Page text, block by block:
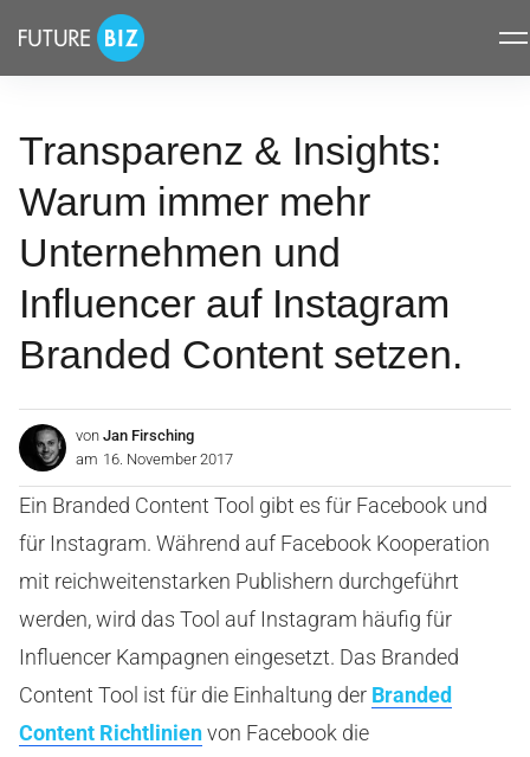
überspringen
FUTUREBIZ
Transparenz & Insights:
Warum immer mehr
Unternehmen und
Influencer auf Instagram
Branded Content setzen.
von Jan Firsching
am 16. November 2017
Ein Branded Content Tool gibt es für Facebook und
für Instagram. Während auf Facebook Kooperation
mit reichweitenstarken Publishern durchgeführt
werden, wird das Tool auf Instagram häufig für
Influencer Kampagnen eingesetzt. Das Branded
Content Tool ist für die Einhaltung der Branded
Content Richtlinienvon Facebook die